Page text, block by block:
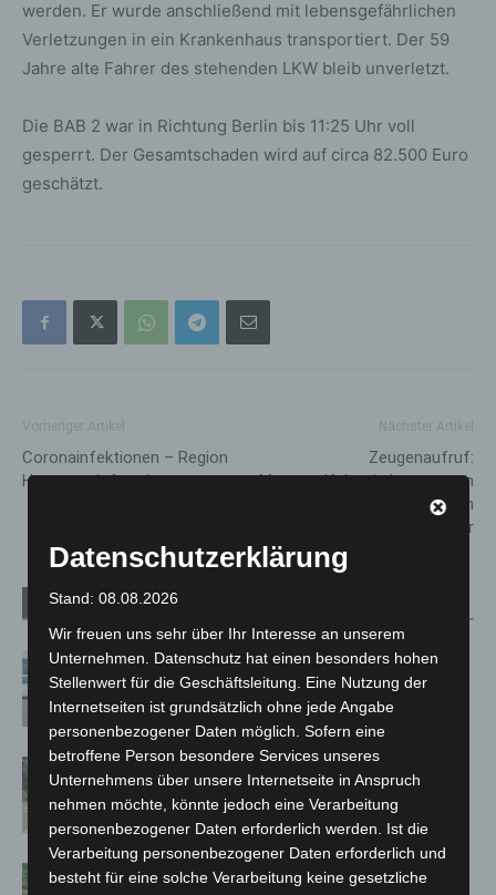
werden. Er wurde anschließend mit lebensgefährlichen
Verletzungen in ein Krankenhaus transportiert. Der 59
Jahre alte Fahrer des stehenden LKW bleib unverletzt.
Die BAB 2 war in Richtung Berlin bis 11:25 Uhr voll
gesperrt. Der Gesamtschaden wird auf circa 82.500 Euro
geschätzt.
Coronainfektionen – Region
Hannover informiert
Zeugenaufruf:
Motorradfahrerin kommt von
Fahrbahn ab und landet in
Schaufenster
Verwandte Artikel
Niedersachsen: Feuerwehrkräfte
kehren nach Waldbrandeinsatz aus
Spanien zurück
Brand im „Haus der Begegnung“ in
Neuwarmbüchen schnell eingedämmt
Region Hannover: 21 neue
Datenschutzerklärung
Stand: 08.08.2026
Wir freuen uns sehr über Ihr Interesse an unserem
Unternehmen. Datenschutz hat einen besonders hohen
Stellenwert für die Geschäftsleitung. Eine Nutzung der
Internetseiten ist grundsätzlich ohne jede Angabe
personenbezogener Daten möglich. Sofern eine
betroffene Person besondere Services unseres
Unternehmens über unsere Internetseite in Anspruch
nehmen möchte, könnte jedoch eine Verarbeitung
personenbezogener Daten erforderlich werden. Ist die
Verarbeitung personenbezogener Daten erforderlich und
besteht für eine solche Verarbeitung keine gesetzliche